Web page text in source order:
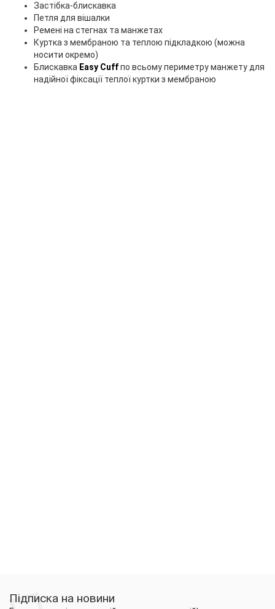
Застібка-блискавка
Петля для вішалки
Ремені на стегнах та манжетах
Куртка з мембраною та теплою підкладкою (можна
носити окремо)
Блискавка Easy Cuffпо всьому периметру манжету для
надійної фіксації теплої куртки з мембраною
Підписка на новини